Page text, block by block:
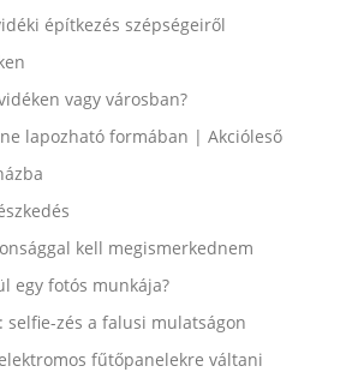
építkezés szépségeiről
vagy városban?
lapozható formában | Akcióleső
kell megismerkednem
egy fotós munkája?
selfie-zés a falusi mulatságon
fűtőpanelekre váltani